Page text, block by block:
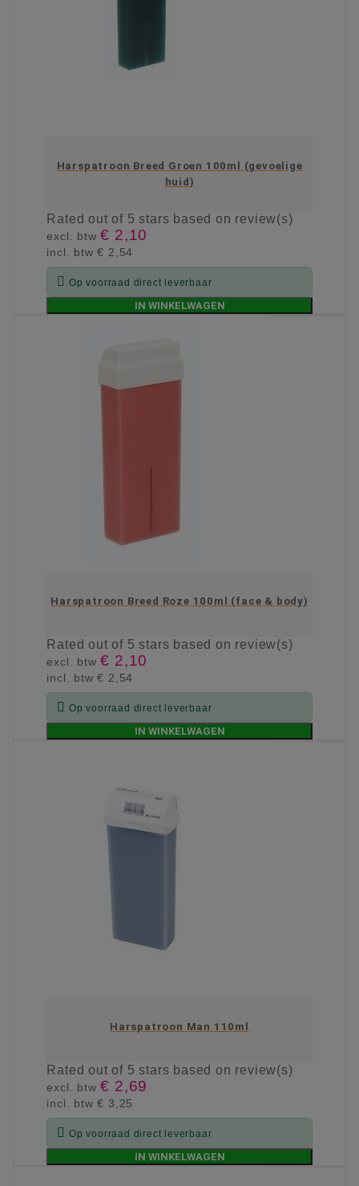
Harspatroon Breed Groen 100ml (gevoelige
huid)
Ratedout of 5 stars based on review(s)
excl. btw€ 2,10
incl. btw€ 2,54
 Op voorraad direct leverbaar
IN WINKELWAGEN
Harspatroon Breed Roze 100ml (face & body)
Ratedout of 5 stars based on review(s)
excl. btw€ 2,10
incl. btw€ 2,54
 Op voorraad direct leverbaar
IN WINKELWAGEN
Harspatroon Man 110ml
Ratedout of 5 stars based on review(s)
excl. btw€ 2,69
incl. btw€ 3,25
 Op voorraad direct leverbaar
IN WINKELWAGEN